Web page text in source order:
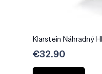
Klarstein Náhradný
€32.90